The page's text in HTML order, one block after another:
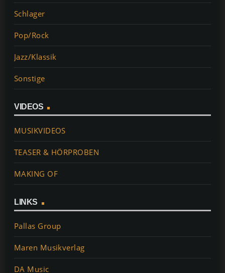
Schlager
Pop/Rock
Jazz/Klassik
Sonstige
VIDEOS
MUSIKVIDEOS
TEASER & HÖRPROBEN
MAKING OF
LINKS
Pallas Group
Maren Musikverlag
DA Music